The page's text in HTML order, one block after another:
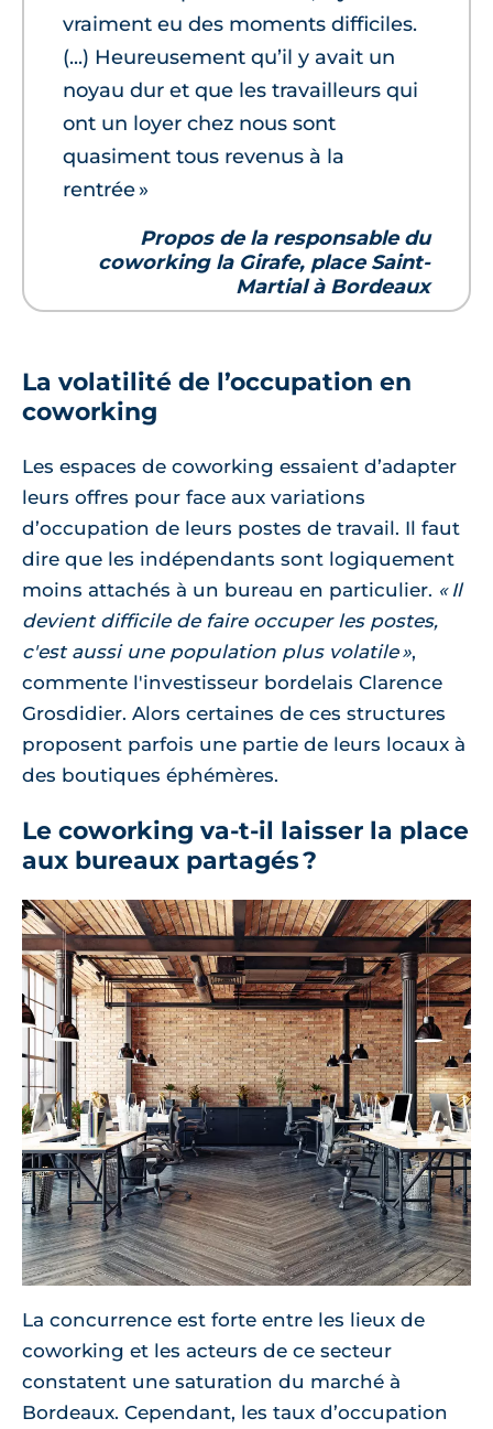
vraiment eu des moments difficiles.
(...) Heureusement qu’il y avait un
noyau dur et que les travailleurs qui
ont un loyer chez nous sont
quasiment tous revenus à la
rentrée »
Propos de la responsable du
coworking la Girafe, place Saint-
Martial à Bordeaux
La volatilité de l’occupation en
coworking
Les espaces de coworking essaient d’adapter
leurs offres pour face aux variations
d’occupation de leurs postes de travail. Il faut
dire que les indépendants sont logiquement
moins attachés à un bureau en particulier. « Il
devient difficile de faire occuper les postes,
c'est aussi une population plus volatile »,
commente l'investisseur bordelais Clarence
Grosdidier. Alors certaines de ces structures
proposent parfois une partie de leurs locaux à
des boutiques éphémères.
Le coworking va-t-il laisser la place
aux bureaux partagés ?
La concurrence est forte entre les lieux de
coworking et les acteurs de ce secteur
constatent une saturation du marché à
Bordeaux. Cependant, les taux d’occupation